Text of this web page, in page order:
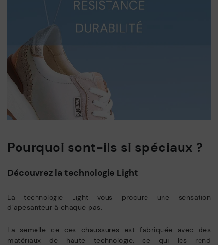
Pourquoi sont-ils si spéciaux ?
Découvrez la technologie Light
La technologie Light vous procure une sensation
d’apesanteur à chaque pas.
La semelle de ces chaussures est fabriquée avec des
matériaux de haute technologie, ce qui les rend